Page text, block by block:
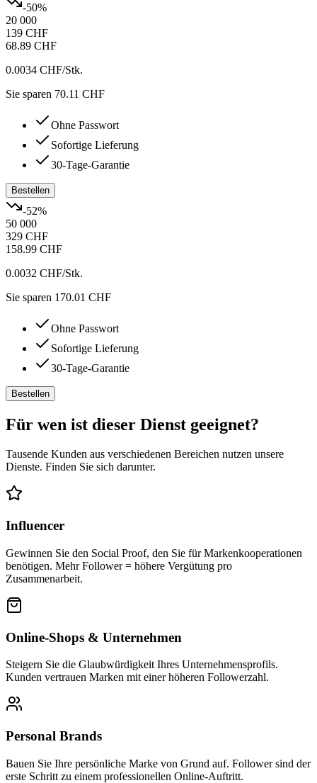
-50%
20 000
139 CHF
68.89 CHF
0.0034 CHF/Stk.
Sie sparen 70.11 CHF
Ohne Passwort
Sofortige Lieferung
30-Tage-Garantie
Bestellen
-52%
50 000
329 CHF
158.99 CHF
0.0032 CHF/Stk.
Sie sparen 170.01 CHF
Ohne Passwort
Sofortige Lieferung
30-Tage-Garantie
Bestellen
Für wen ist dieser Dienst geeignet?
Tausende Kunden aus verschiedenen Bereichen nutzen unsere
Dienste. Finden Sie sich darunter.
Influencer
Gewinnen Sie den Social Proof, den Sie für Markenkooperationen
benötigen. Mehr Follower = höhere Vergütung pro
Zusammenarbeit.
Online-Shops & Unternehmen
Steigern Sie die Glaubwürdigkeit Ihres Unternehmensprofils.
Kunden vertrauen Marken mit einer höheren Followerzahl.
Personal Brands
Bauen Sie Ihre persönliche Marke von Grund auf. Follower sind der
erste Schritt zu einem professionellen Online-Auftritt.